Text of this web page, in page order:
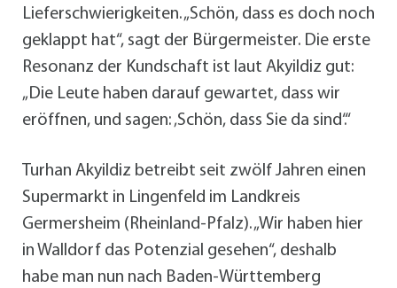
Lieferschwierigkeiten. „Schön, dass es doch noch
geklappt hat“, sagt der Bürgermeister. Die erste
Resonanz der Kundschaft ist laut Akyildiz gut:
„Die Leute haben darauf gewartet, dass wir
eröffnen, und sagen: ‚Schön, dass Sie da sind‘.“
Turhan Akyildiz betreibt seit zwölf Jahren einen
Supermarkt in Lingenfeld im Landkreis
Germersheim (Rheinland-Pfalz). „Wir haben hier
in Walldorf das Potenzial gesehen“, deshalb
habe man nun nach Baden-Württemberg